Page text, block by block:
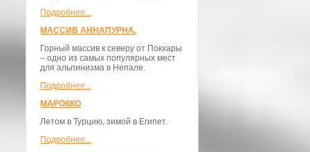
Подробнее...
МАССИВ АННАПУРНА.
Горный массив к северу от Покхары
– одно из самых популярных мест
для альпинизма в Непале.
Подробнее...
МАРОККО
Летом в Турцию, зимой в Египет.
Подробнее...